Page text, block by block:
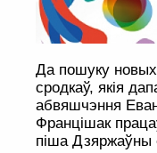
Да пошуку
сродкаў, якія
абвяшчэння
Францішак
піша Дзяржаўны